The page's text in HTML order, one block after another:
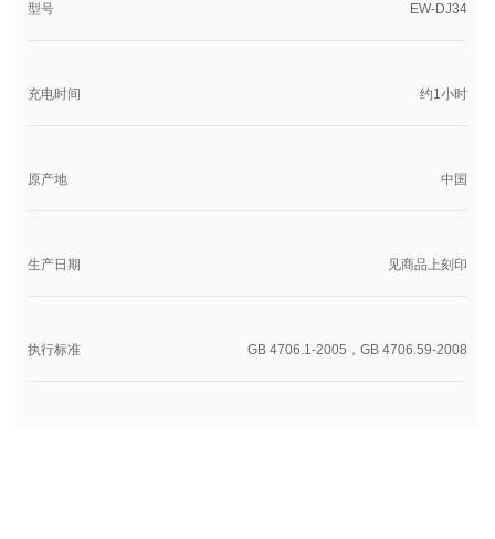
型号 EW-DJ34
充电时间 约1小时
原产地 中国
生产日期 见商品上刻印
执行标准 GB 4706.1-2005，GB 4706.59-2008